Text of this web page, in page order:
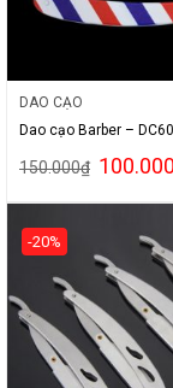
DAO CẠO
Dao cạo Barber –
150.000₫
-20%